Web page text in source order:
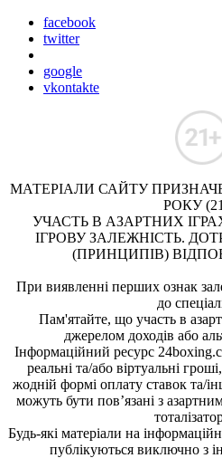
facebook
twitter
google
vkontakte
МАТЕРІАЛИ САЙТУ
РОКУ
УЧАСТЬ В АЗАРТНИХ
ІГРОВУ ЗАЛЕЖНІСТЬ.
(ПРИНЦИПІВ)
При виявленні перших ознак
до
Пам'ятайте, що участь в
джерелом доходів або
Інформаційний ресурс
реальні та/або віртуальні
жодній формі оплату ставок та/
можуть бути пов’язані з
Будь-які матеріали на
публікуються виключно з